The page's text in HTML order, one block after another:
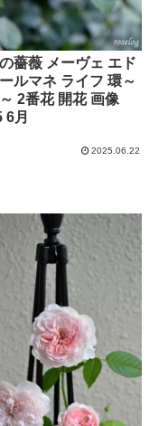
薔薇 メーヴェ エド
ルマネ ライフ 環～
2番花 開花 画像
6月
2025.06.22